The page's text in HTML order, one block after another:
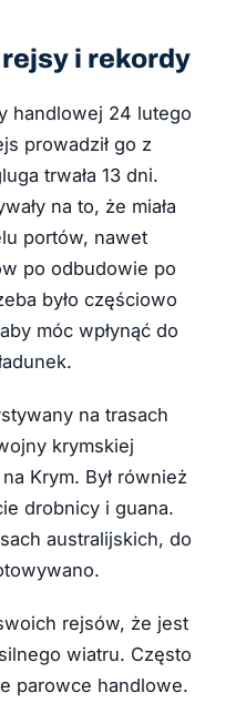
rejsy i rekordy
handlowej 24 lutego
prowadził go z
trwała 13 dni.
na to, że miała
portów, nawet
po odbudowie po
było częściowo
móc wpłynąć do
na trasach
krymskiej
Krym. Był również
drobnicy i guana.
australijskich, do
rejsów, że jest
wiatru. Często
parowce handlowe.